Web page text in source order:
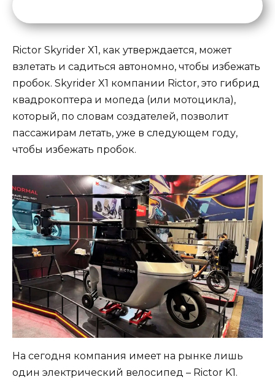
Rictor Skyrider X1, как утверждается, может
взлетать и садиться автономно, чтобы избежать
пробок. Skyrider X1 компании Rictor, это гибрид
квадрокоптера и мопеда (или мотоцикла),
который, по словам создателей, позволит
пассажирам летать, уже в следующем году,
чтобы избежать пробок.
На сегодня компания имеет на рынке лишь
один электрический велосипед – Rictor K1.